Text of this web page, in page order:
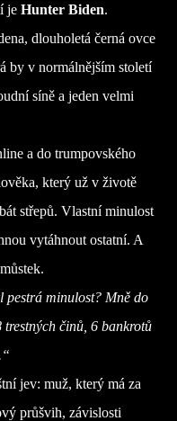
je Hunter Biden.
dlouholetá černá ovce
by v normálnějším století
síně a jeden velmi
a do trumpovského
který už v životě
střepů. Vlastní minulost
vytáhnout ostatní. A
pestrá minulost? Mně do
činů, 6 bankrotů
jev: muž, který má za
průšvih, závislosti